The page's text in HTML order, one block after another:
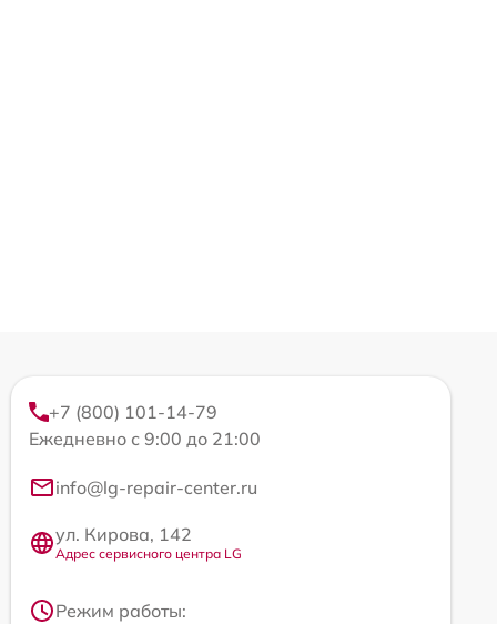
+7 (800) 101-14-79
Ежедневно с 9:00 до 21:00
info@lg-repair-center.ru
ул. Кирова, 142
Адрес сервисного центра LG
Режим работы: